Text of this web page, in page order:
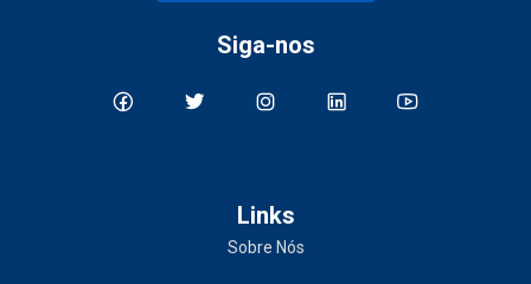
Siga-nos
Links
Sobre Nós